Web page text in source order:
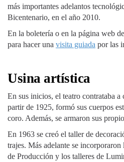
más importantes adelantos
Bicentenario, en el año 2010.
En la boletería o en la página web
para hacer una visita guiada por las
Usina artística
En sus inicios, el teatro contrataba a
partir de 1925, formó sus cuerpos
coro. Además, se armaron sus
En 1963 se creó el taller de
trajes. Más adelante se
de Producción y los talleres de